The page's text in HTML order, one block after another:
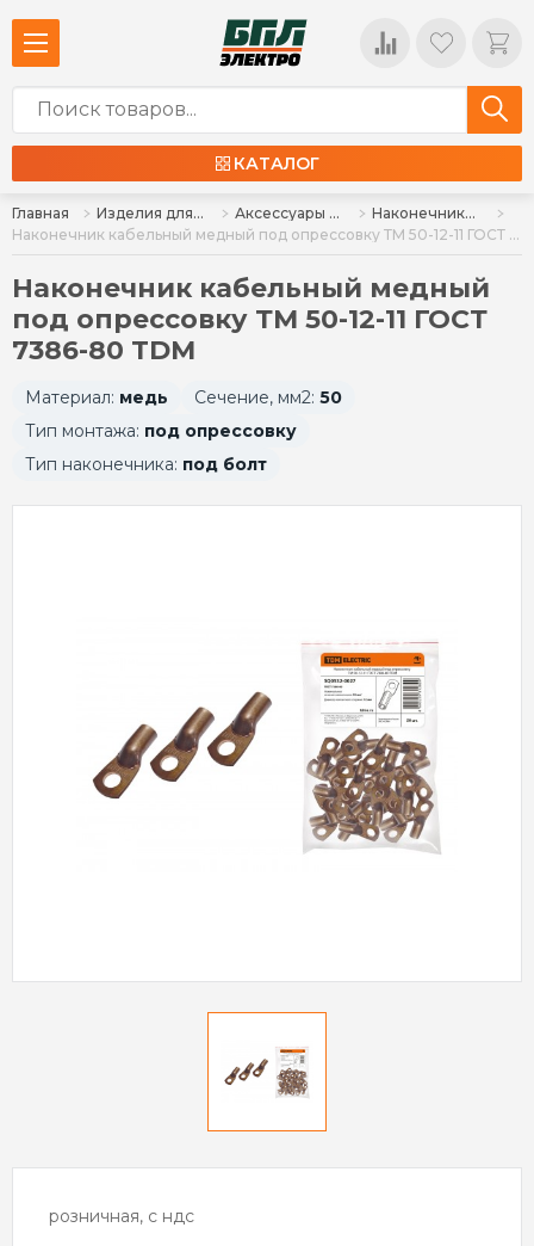
КАТАЛОГ
Главная Изделия для монтажа Аксессуары для монтажа
Наконечники силовые
Наконечник кабельный медный под опрессовку ТМ 50-12-11 ГОСТ 7386-80 TDM
Наконечник кабельный медный
под опрессовку ТМ 50-12-11 ГОСТ
7386-80 TDM
Материал: медь Сечение, мм2: 50
Тип монтажа: под опрессовку
Тип наконечника: под болт
розничная, с ндс